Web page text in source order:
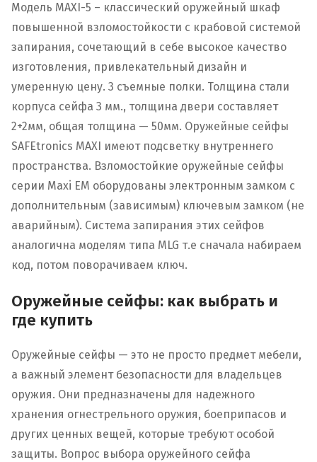
Модель MAXI-5 – классический оружейный шкаф
повышенной взломостойкости с крабовой системой
запирания, сочетающий в себе высокое качество
изготовления, привлекательный дизайн и
умеренную цену. 3 съемные полки. Толщина стали
корпуса сейфа 3 мм., толщина двери составляет
2+2мм, общая толщина — 50мм. Оружейные сейфы
SAFEtronics MAXI имеют подсветку внутреннего
пространства. Взломостойкие оружейные сейфы
серии Maxi EM оборудованы электронным замком с
дополнительным (зависимым) ключевым замком (не
аварийным). Система запирания этих сейфов
аналогична моделям типа MLG т.е сначала набираем
код, потом поворачиваем ключ.
Оружейные сейфы: как выбрать и
где купить
Оружейные сейфы — это не просто предмет мебели,
а важный элемент безопасности для владельцев
оружия. Они предназначены для надежного
хранения огнестрельного оружия, боеприпасов и
других ценных вещей, которые требуют особой
защиты. Вопрос выбора оружейного сейфа